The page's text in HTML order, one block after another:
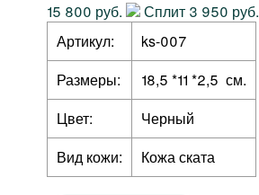
15 800 руб.
Сплит 3 950 руб.
Артикул:
ks-007
Размеры:
18,5 *11 *2,5 см.
Цвет:
Черный
Вид кожи:
Кожа ската